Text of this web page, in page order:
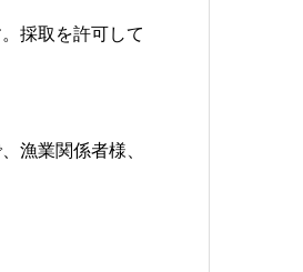
採取を許可して
漁業関係者様、